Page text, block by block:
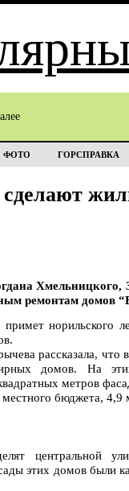
ФОТО ГОРСПРАВКА
сделают
ремонтам домов
норильского
рассказала, что
домов. На
метров
бюджета, 4,9
центральной
этих домов были